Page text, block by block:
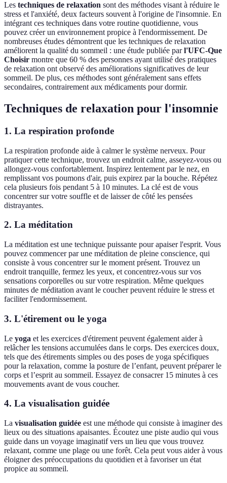
Les techniques de relaxation sont des méthodes visant à réduire le
stress et l'anxiété, deux facteurs souvent à l'origine de l'insomnie. En
intégrant ces techniques dans votre routine quotidienne, vous
pouvez créer un environnement propice à l'endormissement. De
nombreuses études démontrent que les techniques de relaxation
améliorent la qualité du sommeil : une étude publiée parl'UFC-Que
Choisir montre que 60 % des personnes ayant utilisé des pratiques
de relaxation ont observé des améliorations significatives de leur
sommeil. De plus, ces méthodes sont généralement sans effets
secondaires, contrairement aux médicaments pour dormir.
Techniques de relaxation pour l'insomnie
1. La respiration profonde
La respiration profonde aide à calmer le système nerveux. Pour
pratiquer cette technique, trouvez un endroit calme, asseyez-vous ou
allongez-vous confortablement. Inspirez lentement par le nez, en
remplissant vos poumons d'air, puis expirez par la bouche. Répétez
cela plusieurs fois pendant 5 à 10 minutes. La clé est de vous
concentrer sur votre souffle et de laisser de côté les pensées
distrayantes.
2. La méditation
La méditation est une technique puissante pour apaiser l'esprit. Vous
pouvez commencer par une méditation de pleine conscience, qui
consiste à vous concentrer sur le moment présent. Trouvez un
endroit tranquille, fermez les yeux, et concentrez-vous sur vos
sensations corporelles ou sur votre respiration. Même quelques
minutes de méditation avant le coucher peuvent réduire le stress et
faciliter l'endormissement.
3. L'étirement ou le yoga
Le yoga et les exercices d'étirement peuvent également aider à
relâcher les tensions accumulées dans le corps. Des exercices doux,
tels que des étirements simples ou des poses de yoga spécifiques
pour la relaxation, comme la posture de l’enfant, peuvent préparer le
corps et l’esprit au sommeil. Essayez de consacrer 15 minutes à ces
mouvements avant de vous coucher.
4. La visualisation guidée
La visualisation guidée est une méthode qui consiste à imaginer des
lieux ou des situations apaisantes. Écoutez une piste audio qui vous
guide dans un voyage imaginatif vers un lieu que vous trouvez
relaxant, comme une plage ou une forêt. Cela peut vous aider à vous
éloigner des préoccupations du quotidien et à favoriser un état
propice au sommeil.